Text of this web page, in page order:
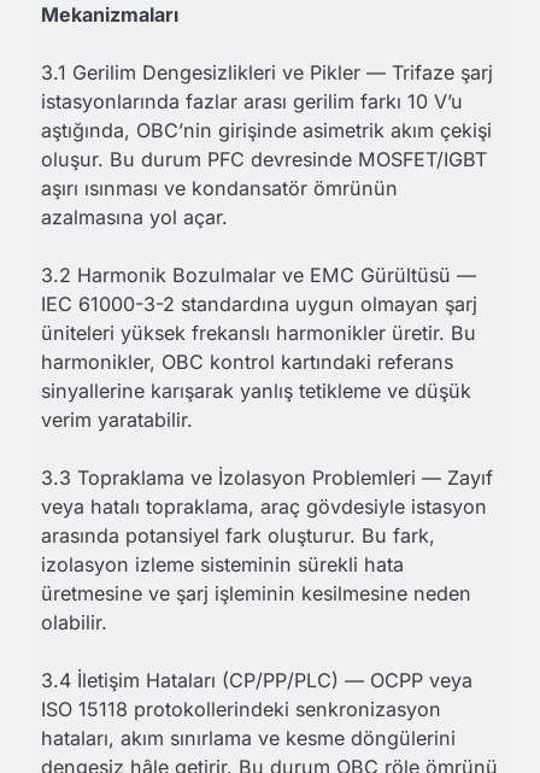
Mekanizmaları
3.1 Gerilim Dengesizlikleri ve Pikler — Trifaze şarj
istasyonlarında fazlar arası gerilim farkı 10 V’u
aştığında, OBC’nin girişinde asimetrik akım çekişi
oluşur. Bu durum PFC devresinde MOSFET/IGBT
aşırı ısınması ve kondansatör ömrünün
azalmasına yol açar.
3.2 Harmonik Bozulmalar ve EMC Gürültüsü —
IEC 61000-3-2 standardına uygun olmayan şarj
üniteleri yüksek frekanslı harmonikler üretir. Bu
harmonikler, OBC kontrol kartındaki referans
sinyallerine karışarak yanlış tetikleme ve düşük
verim yaratabilir.
3.3 Topraklama ve İzolasyon Problemleri — Zayıf
veya hatalı topraklama, araç gövdesiyle istasyon
arasında potansiyel fark oluşturur. Bu fark,
izolasyon izleme sisteminin sürekli hata
üretmesine ve şarj işleminin kesilmesine neden
olabilir.
3.4 İletişim Hataları (CP/PP/PLC) — OCPP veya
ISO 15118 protokollerindeki senkronizasyon
hataları, akım sınırlama ve kesme döngülerini
dengesiz hâle getirir. Bu durum OBC röle ömrünü